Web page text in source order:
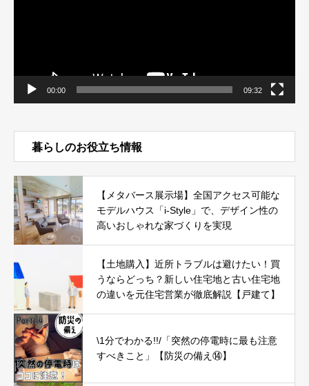
00:00 09:32
暮らしのお役立ち情報
【メタバース展示場】全国アクセス可能な
モデルハウス「i-Style」で、デザイン性の
高いおしゃれな家づくりを実現
【土地購入】近所トラブルは避けたい！買
うならどっち？新しい住宅地と古い住宅地
の違いを元住宅営業が徹底解説【戸建て】
\1分でわかる!!/「突然の停電時に最も注意
すべきこと」【防災の備え⑭】